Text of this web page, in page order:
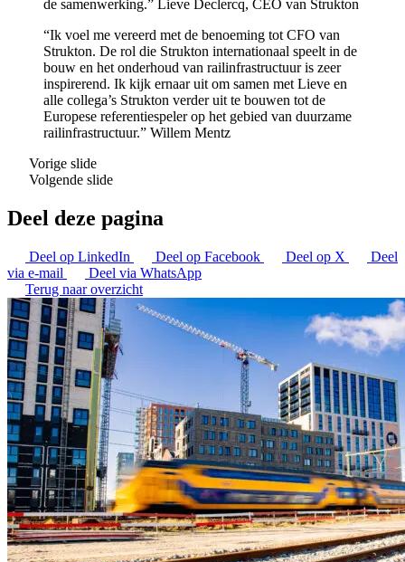
de samenwerking.” Lieve Declercq, CEO van Strukton
“Ik voel me vereerd met de benoeming tot CFO van
Strukton. De rol die Strukton internationaal speelt in de
bouw en het onderhoud van railinfrastructuur is zeer
inspirerend. Ik kijk ernaar uit om samen met Lieve en
alle collega’s Strukton verder uit te bouwen tot de
Europese referentiespeler op het gebied van duurzame
railinfrastructuur.” Willem Mentz
Vorige slide
Volgende slide
Deel deze pagina
Deel op LinkedIn Deel op Facebook Deel op X
Deel
via e-mail
Deel via WhatsApp
Terug naar overzicht